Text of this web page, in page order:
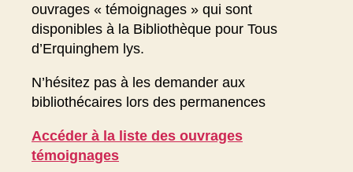
ouvrages « témoignages » qui sont
disponibles à la Bibliothèque pour Tous
d’Erquinghem lys.
N’hésitez pas à les demander aux
bibliothécaires lors des permanences
Accéder à la liste des ouvrages
témoignages